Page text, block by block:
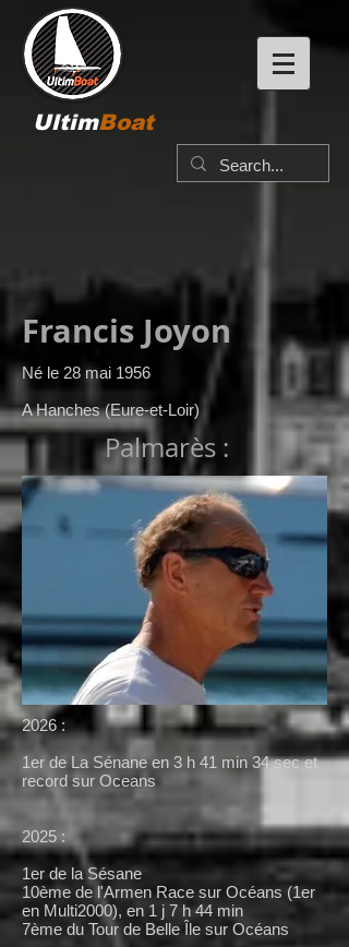
UltimBoat
Francis Joyon
Né le 28 mai 1956
A Hanches (Eure-et-Loir)
Palmarès :
2026 :
1er de La Sénane en 3 h 41 min 34 sec et
record sur Oceans
2025 :
1er de la Sésane
10ème de l'Armen Race sur Océans (1er
en Multi2000), en 1 j 7 h 44 min
7ème du Tour de Belle Île sur Océans